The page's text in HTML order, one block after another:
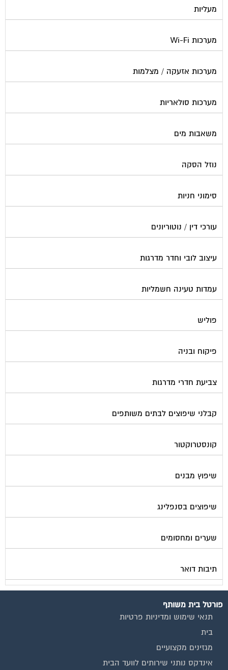
מעליות
מערכות Wi-Fi
מערכות אזעקה / מצלמות
מערכות סולאריות
משאבות מים
נוזל הסקה
סימוני חניות
עורכי דין / נוטוריונים
עיצוב לובי וחדר מדרגות
עמדות טעינה חשמליות
פוליש
פיקוח ובניה
צביעת חדרי מדרגות
קבלני שיפוצים לבתים משותפים
קונסטרוקטור
שיפוץ מבנים
שיפוצים בסנפלינג
שערים ומחסומים
תיבות דואר
פורטל בית משותף
תנאי שימוש ומדיניות פרטיות
בית
מגזינים מקצועיים
אינדקס נותני שירותים לוועד הבית